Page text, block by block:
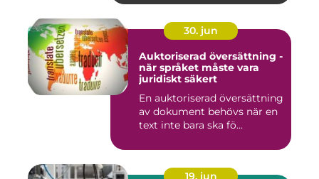
30. jun
Auktoriserad översättning -
när språket måste vara
juridiskt säkert
En auktoriserad översättning
av dokument behövs när en
text inte bara ska fö...
19. jun